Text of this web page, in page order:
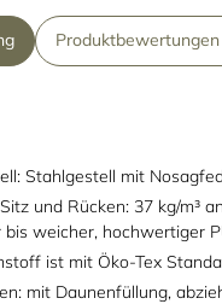
Produktbewertungen
Stahlgestell mit
und Rücken: 37 kg/m³
weicher, hochwertiger
ist mit Öko-Tex
mit Daunenfüllung,